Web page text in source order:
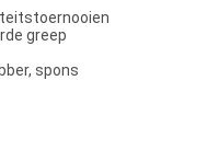
greep
spons